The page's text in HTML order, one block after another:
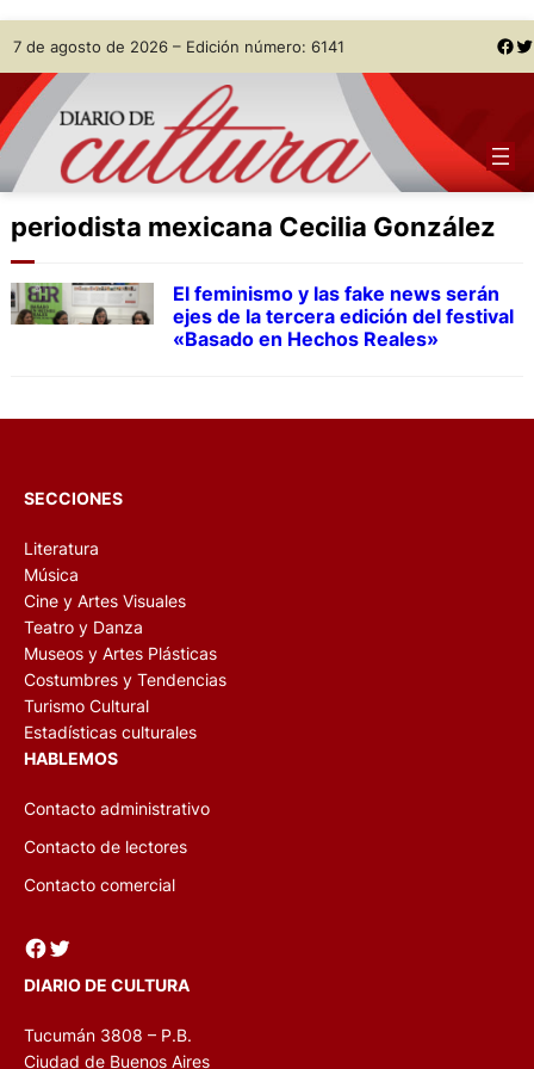
Skip
to
content
7 de agosto de 2026 – Edición número: 6141 Facebook Twitter
periodista mexicana Cecilia González
El feminismo y las fake news serán
ejes de la tercera edición del festival
«Basado en Hechos Reales»
SECCIONES
Literatura
Música
Cine y Artes Visuales
Teatro y Danza
Museos y Artes Plásticas
Costumbres y Tendencias
Turismo Cultural
Estadísticas culturales
HABLEMOS
Contacto administrativo
Contacto de lectores
Contacto comercial
Facebook Twitter
DIARIO DE CULTURA
Tucumán 3808 – P.B.
Ciudad de Buenos Aires